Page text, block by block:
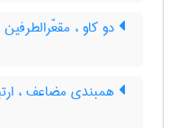
دو کاو ،
همبندی مضاعف ،